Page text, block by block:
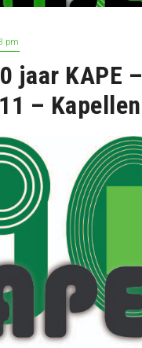
pm
jaar KAPE –
– Kapellen